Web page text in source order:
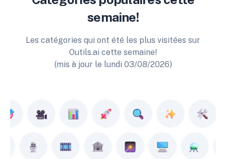
semaine!
Les catégories qui ont été les plus visitées sur
Outils.ai cette semaine!
(mis à jour le lundi 03/08/2026)